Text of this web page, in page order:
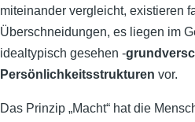
miteinander vergleicht, existieren
Überschneidungen, es liegen im
idealtypisch gesehen -
Persönlichkeitsstrukturen vor.
Das Prinzip „Macht“ hat die